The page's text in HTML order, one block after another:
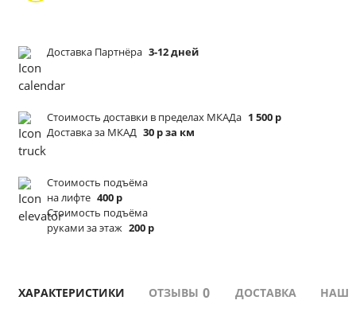
Доставка Партнёра 3-12 дней
Стоимость доставки в пределах МКАДа 1 500 р
Доставка за МКАД 30 р за км
Стоимость подъёма
на лифте 400 р
Стоимость подъёма
руками за этаж 200 р
ХАРАКТЕРИСТИКИ ОТЗЫВЫ 0 ДОСТАВКА